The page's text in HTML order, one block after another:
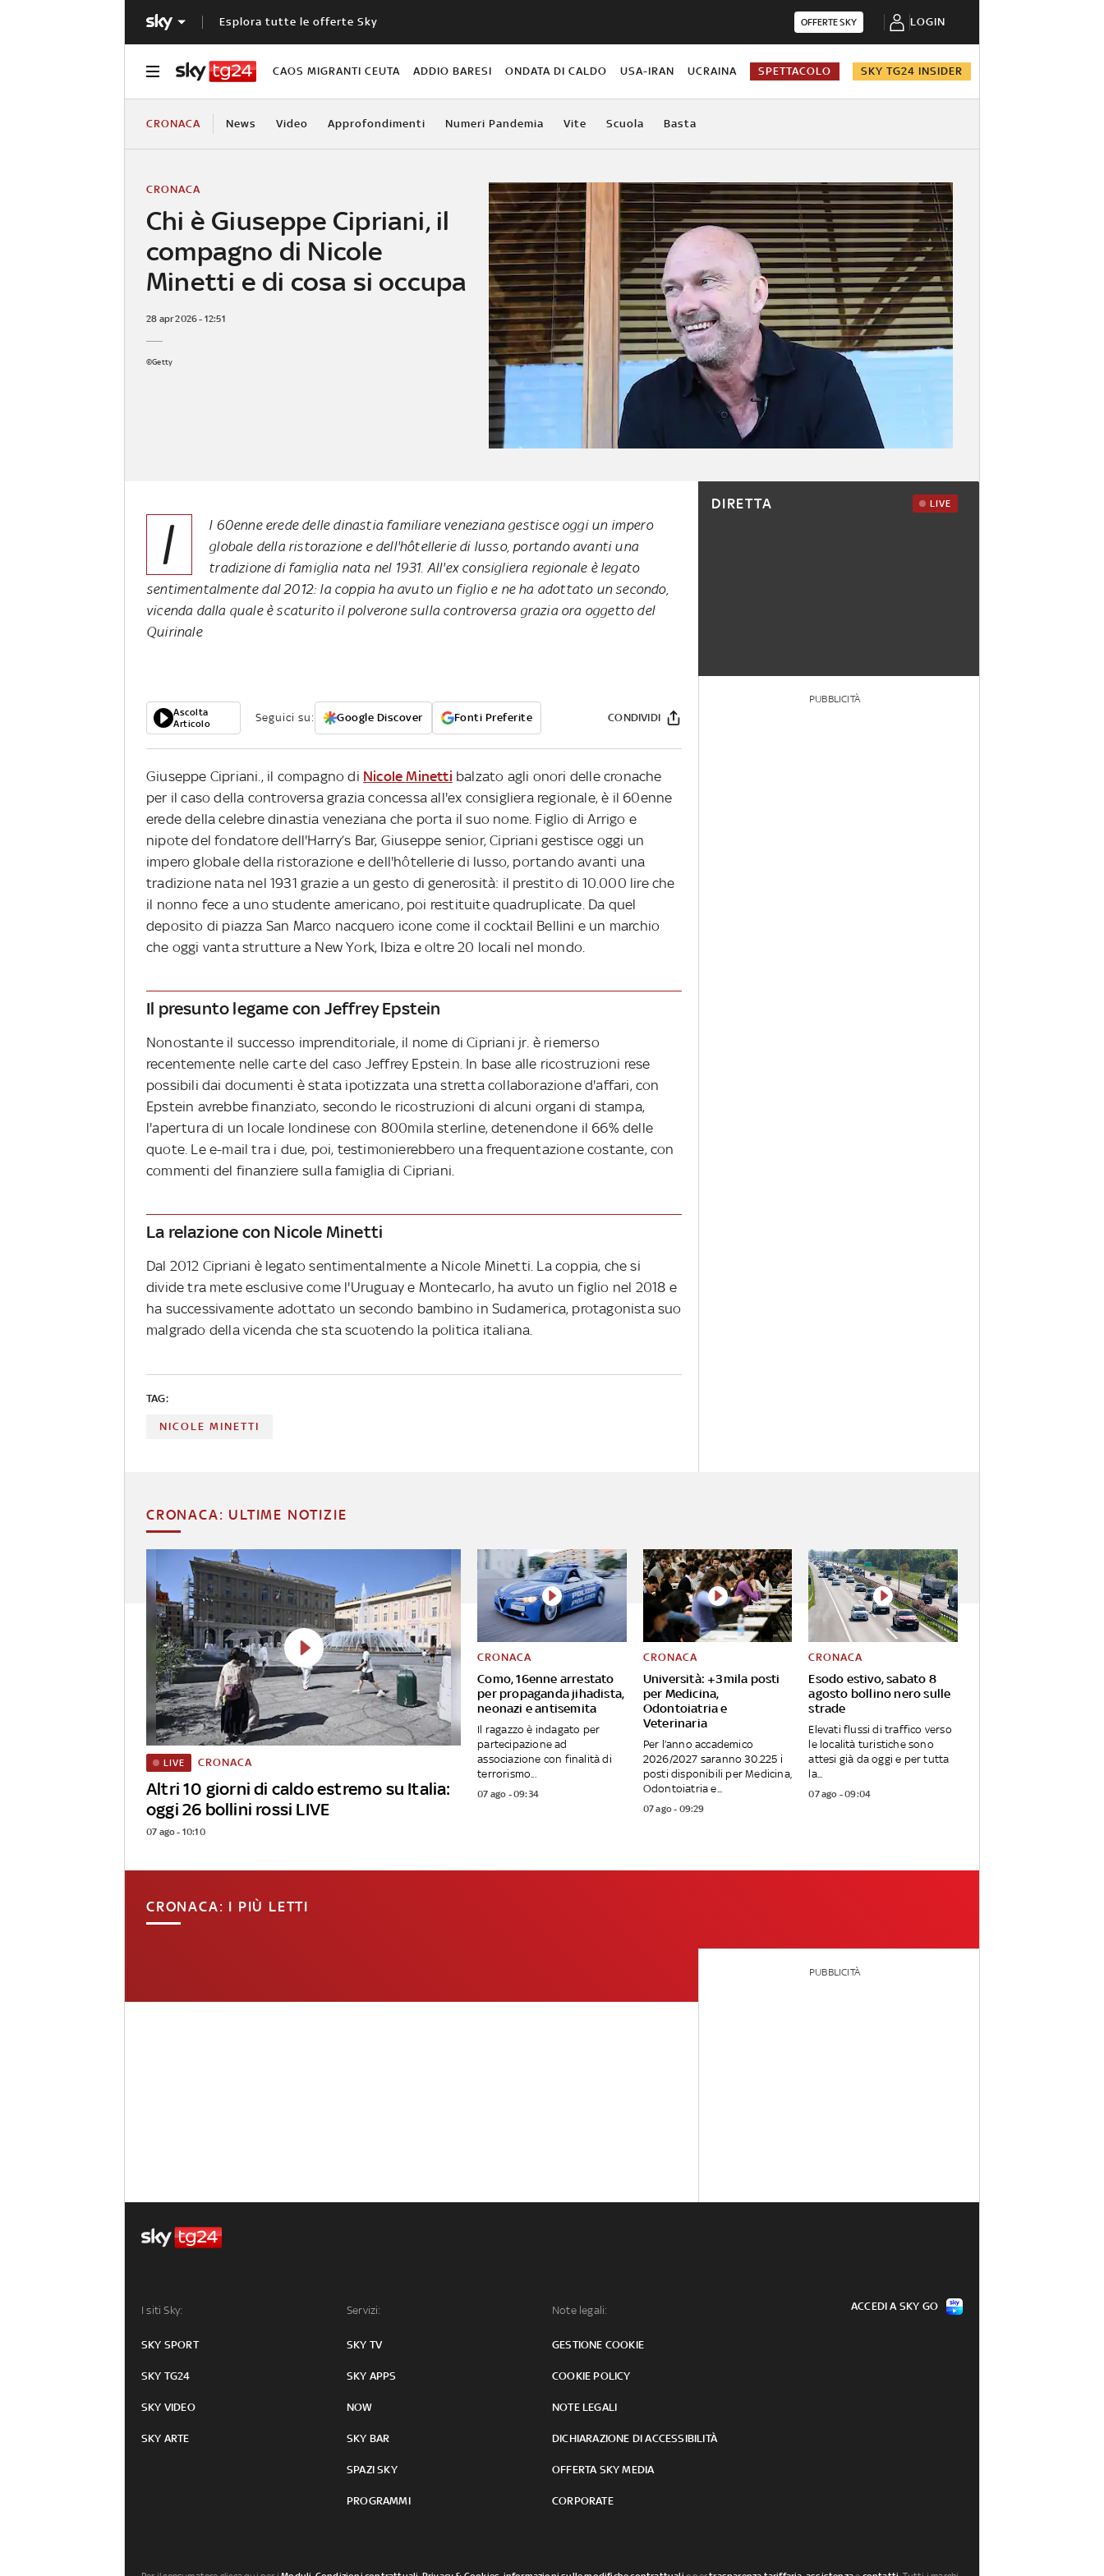
Esplora tutte le offerte Sky OFFERTE SKY LOGIN
CAOS MIGRANTI CEUTA ADDIO BARESI ONDATA DI CALDO USA-IRAN UCRAINA SPETTACOLO SKY TG24 INSIDER
CRONACA News Video Approfondimenti Numeri Pandemia Vite Scuola Basta
Chi è Giuseppe Cipriani, il
compagno di Nicole
Minetti e di cosa si occupa
CRONACA
28 apr 2026 - 12:51
©Getty
I
l 60enne erede delle dinastia familiare veneziana gestisce oggi un impero
globale della ristorazione e dell'hôtellerie di lusso, portando avanti una
tradizione di famiglia nata nel 1931. All'ex consigliera regionale è legato
sentimentalmente dal 2012: la coppia ha avuto un figlio e ne ha adottato un secondo,
vicenda dalla quale è scaturito il polverone sulla controversa grazia ora oggetto del
Quirinale
Ascolta
Articolo
Seguici su: Google Discover Fonti Preferite CONDIVIDI
Giuseppe Cipriani., il compagno di Nicole Minetti balzato agli onori delle cronache
per il caso della controversa grazia concessa all'ex consigliera regionale, è il 60enne
erede della celebre dinastia veneziana che porta il suo nome. Figlio di Arrigo e
nipote del fondatore dell'Harry’s Bar, Giuseppe senior, Cipriani gestisce oggi un
impero globale della ristorazione e dell'hôtellerie di lusso, portando avanti una
tradizione nata nel 1931 grazie a un gesto di generosità: il prestito di 10.000 lire che
il nonno fece a uno studente americano, poi restituite quadruplicate. Da quel
deposito di piazza San Marco nacquero icone come il cocktail Bellini e un marchio
che oggi vanta strutture a New York, Ibiza e oltre 20 locali nel mondo.
Il presunto legame con Jeffrey Epstein
Nonostante il successo imprenditoriale, il nome di Cipriani jr. è riemerso
recentemente nelle carte del caso Jeffrey Epstein. In base alle ricostruzioni rese
possibili dai documenti è stata ipotizzata una stretta collaborazione d'affari, con
Epstein avrebbe finanziato, secondo le ricostruzioni di alcuni organi di stampa,
l'apertura di un locale londinese con 800mila sterline, detenendone il 66% delle
quote. Le e-mail tra i due, poi, testimonierebbero una frequentazione costante, con
commenti del finanziere sulla famiglia di Cipriani.
La relazione con Nicole Minetti
Dal 2012 Cipriani è legato sentimentalmente a Nicole Minetti. La coppia, che si
divide tra mete esclusive come l'Uruguay e Montecarlo, ha avuto un figlio nel 2018 e
ha successivamente adottato un secondo bambino in Sudamerica, protagonista suo
malgrado della vicenda che sta scuotendo la politica italiana.
TAG:
NICOLE MINETTI
DIRETTA LIVE
PUBBLICITÀ
CRONACA: ULTIME NOTIZIE
Altri 10 giorni di caldo estremo su Italia:
oggi 26 bollini rossi LIVE
LIVE CRONACA
07 ago - 10:10
Como, 16enne arrestato
per propaganda jihadista,
neonazi e antisemita
CRONACA
Il ragazzo è indagato per
partecipazione ad
associazione con finalità di
terrorismo...
07 ago - 09:34
Università: +3mila posti
per Medicina,
Odontoiatria e
Veterinaria
CRONACA
Per l’anno accademico
2026/2027 saranno 30.225 i
posti disponibili per Medicina,
Odontoiatria e...
07 ago - 09:29
Esodo estivo, sabato 8
agosto bollino nero sulle
strade
CRONACA
Elevati flussi di traffico verso
le località turistiche sono
attesi già da oggi e per tutta
la...
07 ago - 09:04
CRONACA: I PIÙ LETTI
PUBBLICITÀ
I siti Sky:
SKY SPORT
SKY TG24
SKY VIDEO
SKY ARTE
Servizi:
SKY TV
SKY APPS
NOW
SKY BAR
SPAZI SKY
PROGRAMMI
Note legali:
GESTIONE COOKIE
COOKIE POLICY
NOTE LEGALI
DICHIARAZIONE DI ACCESSIBILITÀ
OFFERTA SKY MEDIA
CORPORATE
ACCEDI A SKY GO